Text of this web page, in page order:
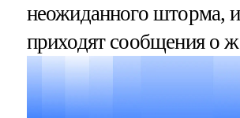
неожиданного шторма,
приходят сообщения о